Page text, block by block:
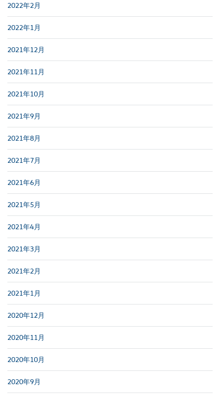
2022年2月
2022年1月
2021年12月
2021年11月
2021年10月
2021年9月
2021年8月
2021年7月
2021年6月
2021年5月
2021年4月
2021年3月
2021年2月
2021年1月
2020年12月
2020年11月
2020年10月
2020年9月